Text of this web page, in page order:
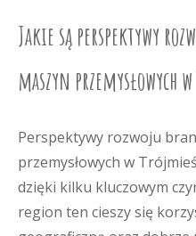
Jakie są perspektywy
maszyn przemysłowych
Perspektywy rozwoju
przemysłowych w
dzięki kilku kluczowym
region ten cieszy się